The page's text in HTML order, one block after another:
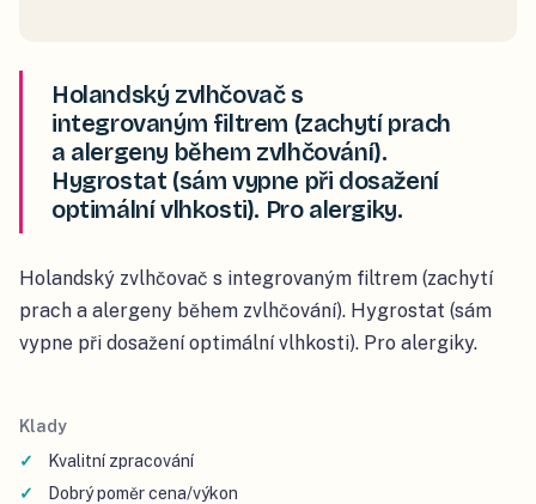
Holandský zvlhčovač s
integrovaným filtrem (zachytí prach
a alergeny během zvlhčování).
Hygrostat (sám vypne při dosažení
optimální vlhkosti). Pro alergiky.
Holandský zvlhčovač s integrovaným filtrem (zachytí
prach a alergeny během zvlhčování). Hygrostat (sám
vypne při dosažení optimální vlhkosti). Pro alergiky.
Klady
Kvalitní zpracování
Dobrý poměr cena/výkon